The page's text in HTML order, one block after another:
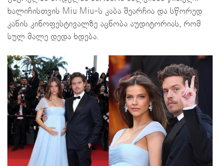
ხალიჩისთვის Miu Miu-ს კაბა შეარჩია და სწორედ
კანის კინოფესტივალზე აცნობა აუდიტორიას, რომ
სულ მალე დედა ხდება.